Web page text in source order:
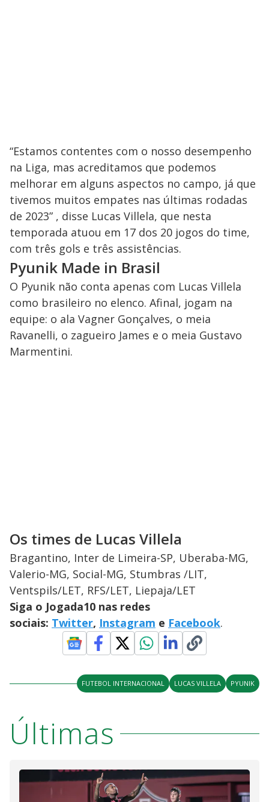
“Estamos contentes com o nosso desempenho
na Liga, mas acreditamos que podemos
melhorar em alguns aspectos no campo, já que
tivemos muitos empates nas últimas rodadas
de 2023” , disse Lucas Villela, que nesta
temporada atuou em 17 dos 20 jogos do time,
com três gols e três assistências.
Pyunik Made in Brasil
O Pyunik não conta apenas com Lucas Villela
como brasileiro no elenco. Afinal, jogam na
equipe: o ala Vagner Gonçalves, o meia
Ravanelli, o zagueiro James e o meia Gustavo
Marmentini.
Os times de Lucas Villela
Bragantino, Inter de Limeira-SP, Uberaba-MG,
Valerio-MG, Social-MG, Stumbras /LIT,
Ventspils/LET, RFS/LET, Liepaja/LET
Siga o Jogada10 nas redes
sociais: Twitter, Instagram e Facebook.
FUTEBOL INTERNACIONAL LUCAS VILLELA PYUNIK
Últimas